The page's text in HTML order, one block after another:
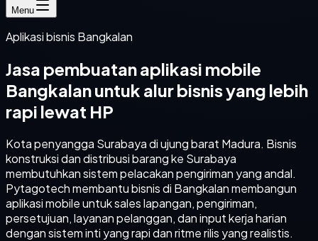
Menu
Aplikasi bisnis Bangkalan
Jasa pembuatan aplikasi mobile
Bangkalan untuk alur bisnis yang lebih
rapi lewat HP
Kota penyangga Surabaya di ujung barat Madura. Bisnis
konstruksi dan distribusi barang ke Surabaya
membutuhkan sistem pelacakan pengiriman yang andal.
Pytagotech membantu bisnis di Bangkalan membangun
aplikasi mobile untuk sales lapangan, pengiriman,
persetujuan, layanan pelanggan, dan input kerja harian
dengan sistem inti yang rapi dan ritme rilis yang realistis.